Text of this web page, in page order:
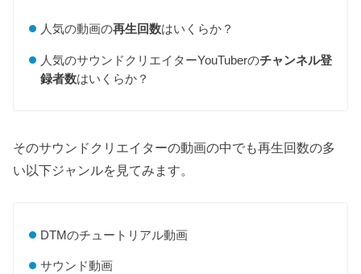
人気の動画の再生回数はいくらか？
人気のサウンドクリエイターYouTuberのチャンネル登
録者数はいくらか？
そのサウンドクリエイターの動画の中でも再生回数の多
い以下ジャンルを見てみます。
DTMのチュートリアル動画
サウンド動画